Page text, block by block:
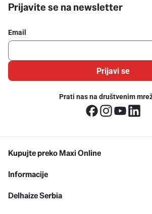
Prijavite se na newsletter
Email
Prijavi se
Prati nas na društvenim
Kupujte preko Maxi Online
Informacije
Delhaize Serbia